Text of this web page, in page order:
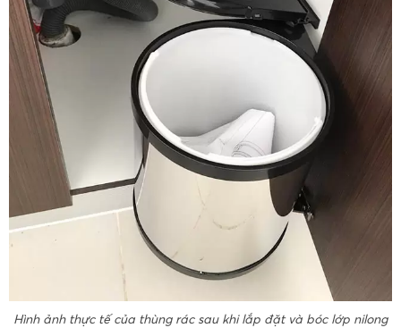
Hình ảnh thực tế của thùng rác sau khi lắp đặt và bóc lớp nilong